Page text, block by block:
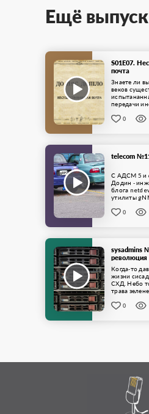
Ещё
S01E07.
почта
Знаете ли
веков
передачи
0
telecom
С АДСМ 5 и
Додин -
блога
утилиты
0
sysadmins
революция
Когда-то
жизни
СХД. Небо
трава
0